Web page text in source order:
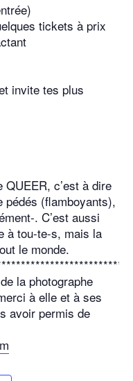
tickets à prix
invite tes plus
c’est à dire
pédés (flamboyants),
. C’est aussi
à tou-te-s, mais la
le monde.
la photographe
à elle et à ses
avoir permis de